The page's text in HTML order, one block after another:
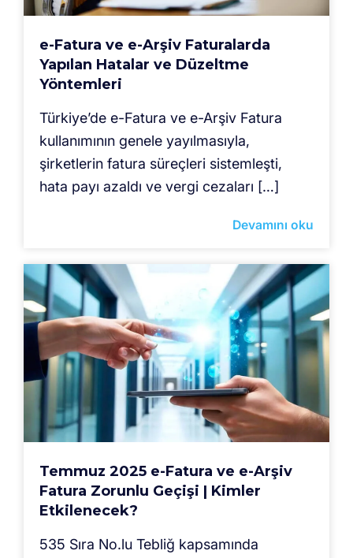
e-Fatura ve e-Arşiv Faturalarda
Yapılan Hatalar ve Düzeltme
Yöntemleri
Türkiye’de e-Fatura ve e-Arşiv Fatura
kullanımının genele yayılmasıyla,
şirketlerin fatura süreçleri sistemleşti,
hata payı azaldı ve vergi cezaları […]
Devamını oku
Temmuz 2025 e-Fatura ve e-Arşiv
Fatura Zorunlu Geçişi | Kimler
Etkilenecek?
535 Sıra No.lu Tebliğ kapsamında